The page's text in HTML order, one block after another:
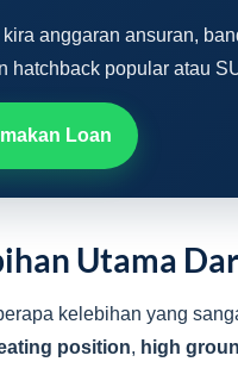
anggaran ansuran,
hatchback popular atau
Loan
Utama
kelebihan yang
position, high